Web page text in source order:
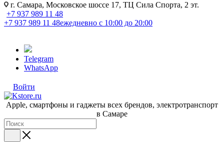
г. Самара, Московское шоссе 17, ТЦ Сила Спорта, 2 эт.
+7 937 989 11 48
+7 937 989 11 48ежедневно с 10:00 до 20:00
Telegram
WhatsApp
Войти
Apple, cмартфоны и гаджеты всех брендов, электротранспорт
в Самаре